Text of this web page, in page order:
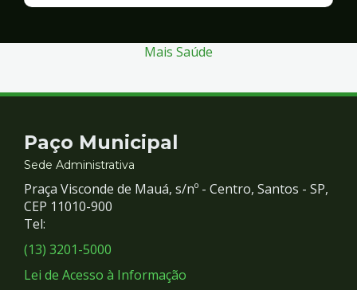
Mais Saúde
Contato
e
Redes
Sociais
Paço Municipal
Sede Administrativa
Praça Visconde de Mauá, s/nº - Centro, Santos - SP,
CEP 11010-900
Tel:
(13) 3201-5000
Lei de Acesso à Informação